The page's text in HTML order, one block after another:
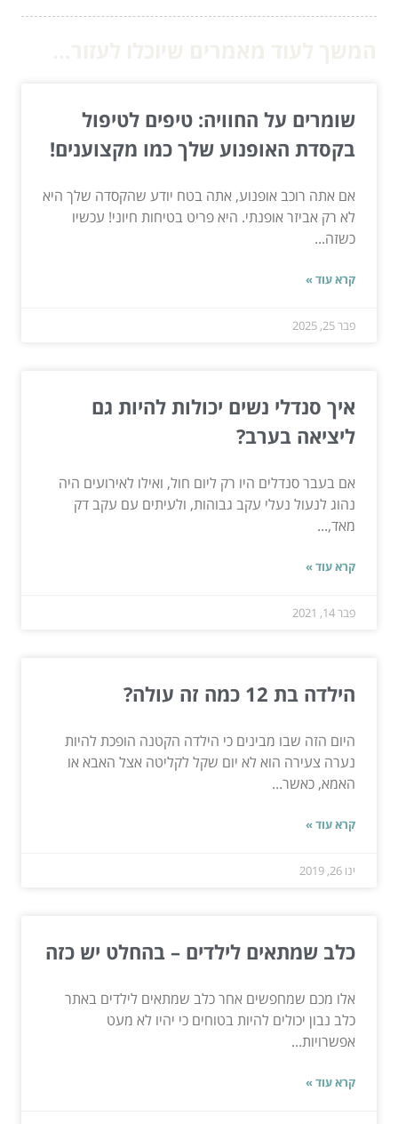
שומרים על החוויה: טיפים לטיפול
בקסדת האופנוע שלך כמו מקצוענים!
אם אתה רוכב אופנוע, אתה בטח יודע שהקסדה שלך היא
לא רק אביזר אופנתי. היא פריט בטיחות חיוני! עכשיו
כשזה...
קרא עוד »
פבר 25, 2025
איך סנדלי נשים יכולות להיות גם
ליציאה בערב?
אם בעבר סנדלים היו רק ליום חול, ואילו לאירועים היה
נהוג לנעול נעלי עקב גבוהות, ולעיתים עם עקב דק
מאד,...
קרא עוד »
פבר 14, 2021
הילדה בת 12 כמה זה עולה?
היום הזה שבו מבינים כי הילדה הקטנה הופכת להיות
נערה צעירה הוא לא יום שקל לקליטה אצל האבא או
האמא, כאשר...
קרא עוד »
ינו 26, 2019
כלב שמתאים לילדים – בהחלט יש כזה
אלו מכם שמחפשים אחר כלב שמתאים לילדים באתר
כלב נבון יכולים להיות בטוחים כי יהיו לא מעט
אפשרויות...
קרא עוד »